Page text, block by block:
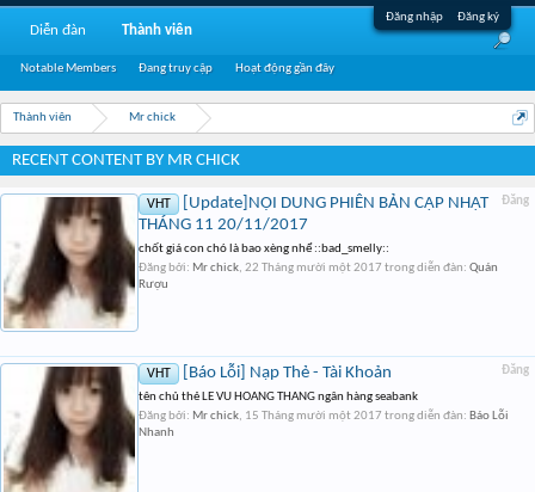
Đăng nhập Đăng ký
Thành viên Mr chick
RECENT CONTENT BY MR CHICK
Đăng
VHT
[Update]NỘI DUNG PHIÊN BẢN CẬP NHẬT
THÁNG 11 20/11/2017
chốt giá con chó là bao xèng nhể ::bad_smelly::
Đăng bởi: Mr chick, 22 Tháng mười một 2017 trong diễn đàn: Quán
Rượu
Đăng
VHT [Báo Lỗi] Nạp Thẻ - Tài Khoản
tên chủ thẻ LE VU HOANG THANG ngân hàng seabank
Đăng bởi: Mr chick, 15 Tháng mười một 2017 trong diễn đàn: Báo Lỗi
Nhanh
Diễn đàn Thành viên
Notable Members Đang truy cập Hoạt động gần đây